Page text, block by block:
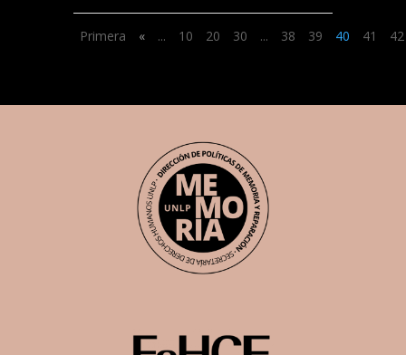
Primera « ... 10 20 30 ... 38 39 40 41 42